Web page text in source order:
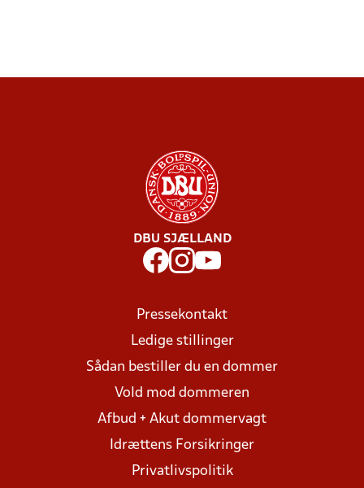
DBU SJÆLLAND
Pressekontakt
Ledige stillinger
Sådan bestiller du en dommer
Vold mod dommeren
Afbud + Akut dommervagt
Idrættens Forsikringer
Privatlivspolitik